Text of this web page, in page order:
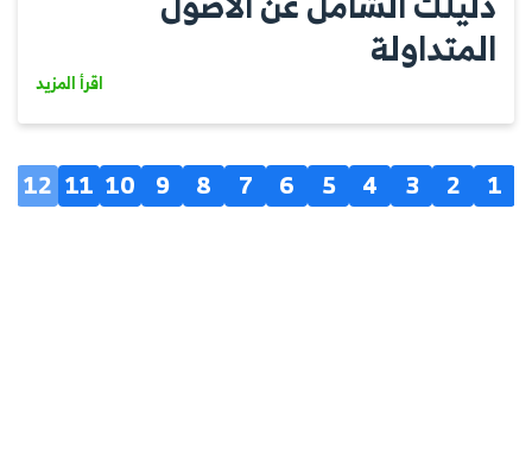
المتداولة
اقرأ المزيد
1
2
3
4
5
6
7
8
9
10
11
12